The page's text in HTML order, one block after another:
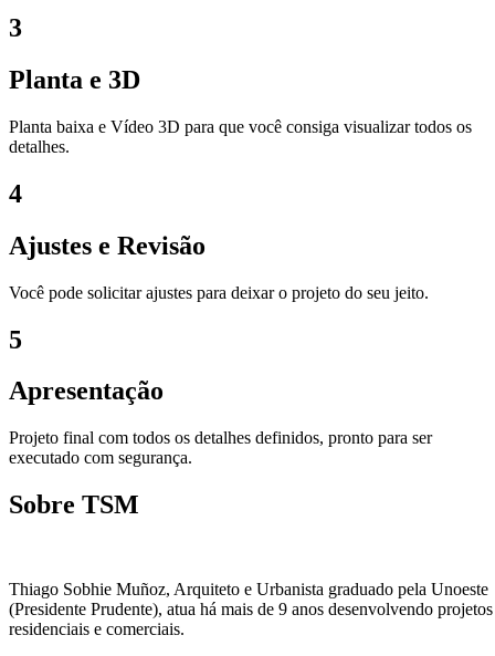
3
Planta e 3D
Planta baixa e Vídeo 3D para que você consiga visualizar todos os
detalhes.
4
Ajustes e Revisão
Você pode solicitar ajustes para deixar o projeto do seu jeito.
5
Apresentação
Projeto final com todos os detalhes definidos, pronto para ser
executado com segurança.
Sobre TSM
Thiago Sobhie Muñoz, Arquiteto e Urbanista graduado pela Unoeste
(Presidente Prudente), atua há mais de 9 anos desenvolvendo projetos
residenciais e comerciais.